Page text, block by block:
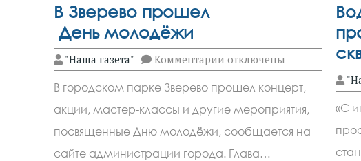
В Зверево прошел
День молодёжи
"Наша газета" Комментариик
записи
День молодёжи
отключены
В городском парке Зверево прошел концерт,
акции, мастер-классы и другие мероприятия,
посвященные Дню молодёжи, сообщается на
сайте администрации города. Глава…
«С